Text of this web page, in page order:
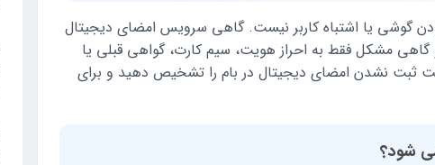
گوشی یا اشتباه کاربر نیست. گاهی سرویس امضای دیجیتال
مشکل فقط به احراز هویت، سیم کارت، گواهی قبلی یا
ثبت نشدن امضای دیجیتال در بام را تشخیص دهید و برای
شود؟